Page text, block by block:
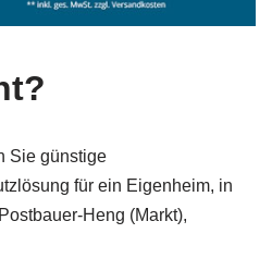
Sie günstige
für ein Eigenheim, in
Heng (Markt),